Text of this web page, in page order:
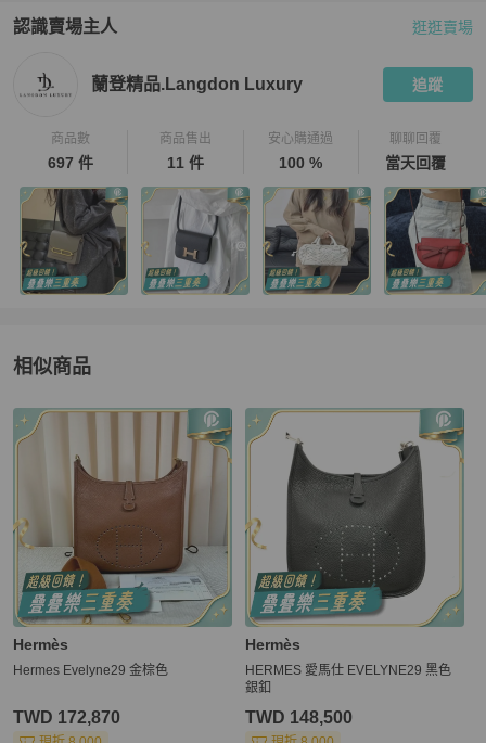
認識賣場主人
PopChill 拍拍圈嚴選賣家 介紹
逛逛賣場
蘭登精品.Langdon Luxury 追蹤
商品數
697 件
商品售出
11 件
安心購通過
100 %
聊聊回覆
當天回覆
相似商品
更多相似Hermès女包推薦精品
Hermès
Hermes Evelyne29 金棕色
TWD 172,870
Hermès
HERMES 愛馬仕 EVELYNE29 黑色
銀釦
TWD 148,500